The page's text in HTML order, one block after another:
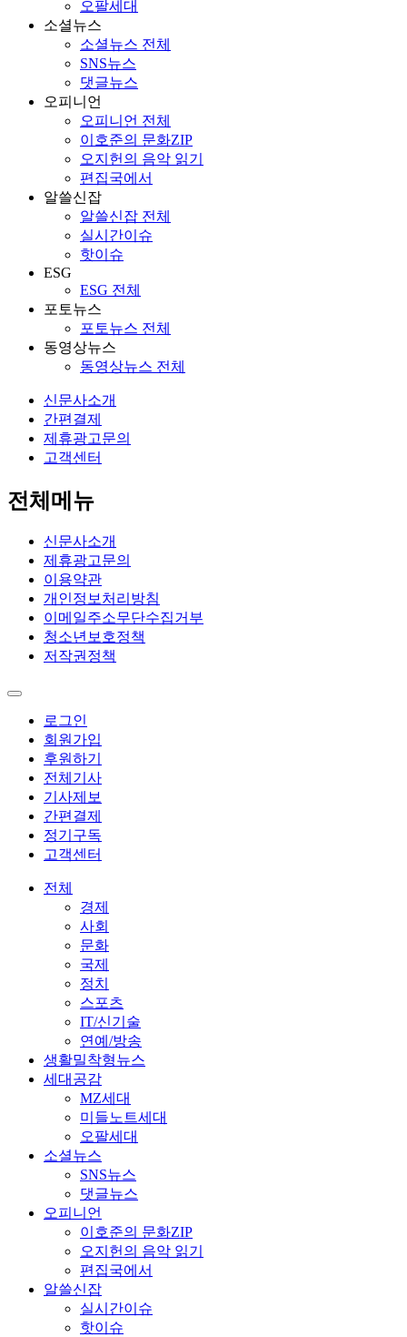
오팔세대
소셜뉴스
소셜뉴스 전체
SNS뉴스
댓글뉴스
오피니언
오피니언 전체
이호준의 문화ZIP
오지헌의 음악 읽기
편집국에서
알쓸신잡
알쓸신잡 전체
실시간이슈
핫이슈
ESG
ESG 전체
포토뉴스
포토뉴스 전체
동영상뉴스
동영상뉴스 전체
신문사소개
간편결제
제휴광고문의
고객센터
전체메뉴
신문사소개
제휴광고문의
이용약관
개인정보처리방침
이메일주소무단수집거부
청소년보호정책
저작권정책
로그인
회원가입
후원하기
전체기사
기사제보
간편결제
정기구독
고객센터
전체
경제
사회
문화
국제
정치
스포츠
IT/신기술
연예/방송
생활밀착형뉴스
세대공감
MZ세대
미들노트세대
오팔세대
소셜뉴스
SNS뉴스
댓글뉴스
오피니언
이호준의 문화ZIP
오지헌의 음악 읽기
편집국에서
알쓸신잡
실시간이슈
핫이슈